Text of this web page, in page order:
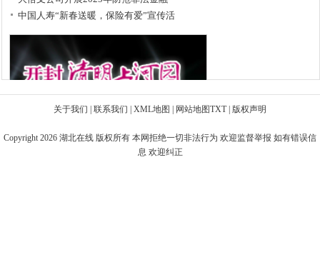
中国人寿“新春送暖，保险有爱”宣传活
关于我们 联系我们 XML地图 网站地图TXT| 版权声明
Copyright 2026 湖北在线 版权所有 本网拒绝一切非法行为 欢迎监督举报 如有错误信
息 欢迎纠正